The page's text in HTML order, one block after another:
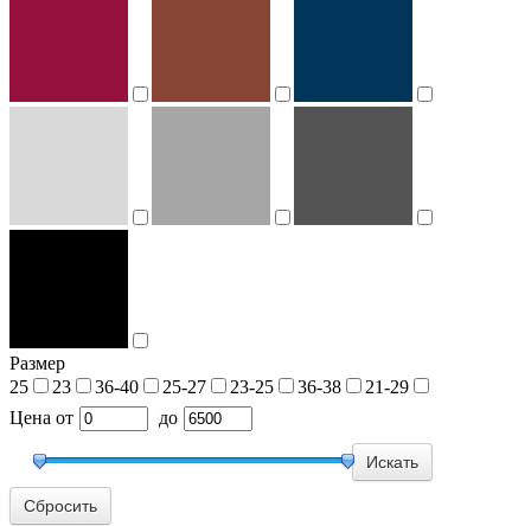
Размер
25
23 36-40 25-27 23-25 36-38
21-29
Цена от до
Сбросить